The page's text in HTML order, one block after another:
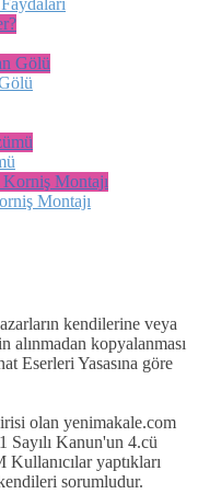
Montajı
kendilerine veya
kopyalanması
Eserleri Yasasına göre
olan yenimakale.com
Sayılı Kanun'un 4.cü
yaptıkları
sorumludur.